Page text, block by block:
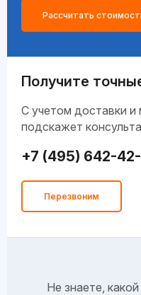
Рассчитать
Получите
C учетом доставки
подскажет
+7 (495) 642-
Перезвоним
Не знаете,